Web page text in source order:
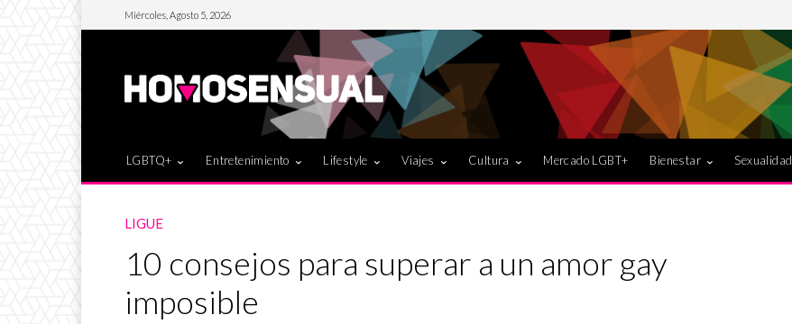
Miércoles, Agosto 5, 2026
LGBTQ+ Entretenimiento Lifestyle Viajes Cultura Mercado LGBT+ Bienestar Sexualidad
LIGUE
10 consejos para superar a un amor gay
imposible